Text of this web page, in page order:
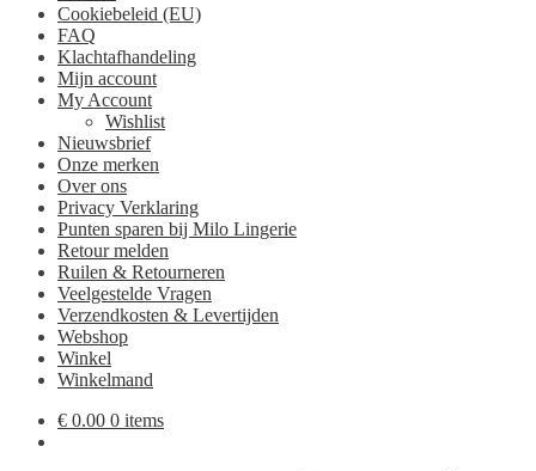
Cookiebeleid (EU)
FAQ
Klachtafhandeling
Mijn account
My Account
Wishlist
Nieuwsbrief
Onze merken
Over ons
Privacy Verklaring
Punten sparen bij Milo Lingerie
Retour melden
Ruilen & Retourneren
Veelgestelde Vragen
Verzendkosten & Levertijden
Webshop
Winkel
Winkelmand
€ 0.00 0 items